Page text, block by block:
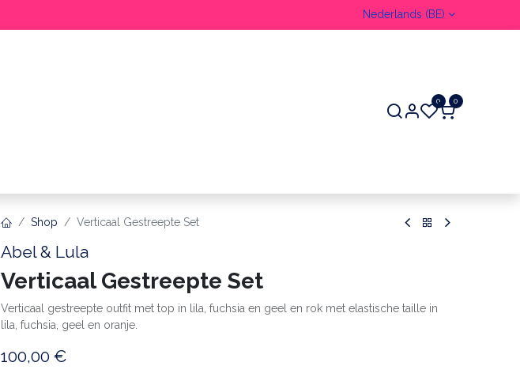
Nederlands (BE)
0 0
Shop Verticaal Gestreepte Set
Abel & Lula
Verticaal Gestreepte Set
Verticaal gestreepte outfit met top in lila, fuchsia en geel en rok met elastische taille in
lila, fuchsia, geel en oranje.
100,00 €